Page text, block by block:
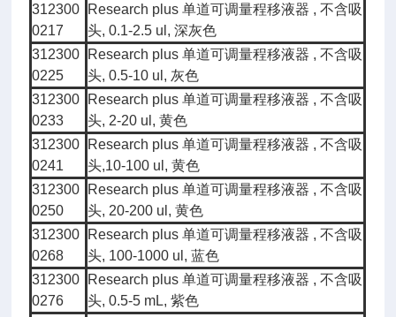
312300
0217
Research plus 单道可调量程移液器 , 不含吸
头, 0.1-2.5 ul, 深灰色
312300
0225
Research plus 单道可调量程移液器 , 不含吸
头, 0.5-10 ul, 灰色
312300
0233
Research plus 单道可调量程移液器 , 不含吸
头, 2-20 ul, 黄色
312300
0241
Research plus 单道可调量程移液器 , 不含吸
头,10-100 ul, 黄色
312300
0250
Research plus 单道可调量程移液器 , 不含吸
头, 20-200 ul, 黄色
312300
0268
Research plus 单道可调量程移液器 , 不含吸
头, 100-1000 ul, 蓝色
312300
0276
Research plus 单道可调量程移液器 , 不含吸
头, 0.5-5 mL, 紫色